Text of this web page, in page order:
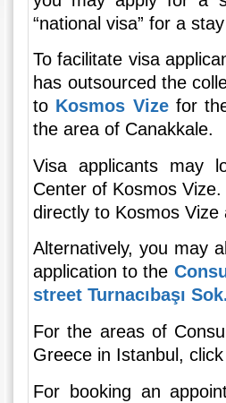
“national visa” for a
To facilitate visa
has outsourced the
to Kosmos Vizefor
the area of Canakkale.
Visa applicants may
Center of Kosmos
directly to Kosmos
Alternatively, you may
application to the
street Turnacıbaşı
For the areas of
Greece in Istanbul, click
For booking an